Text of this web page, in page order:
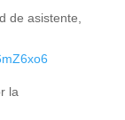
de asistente,
la